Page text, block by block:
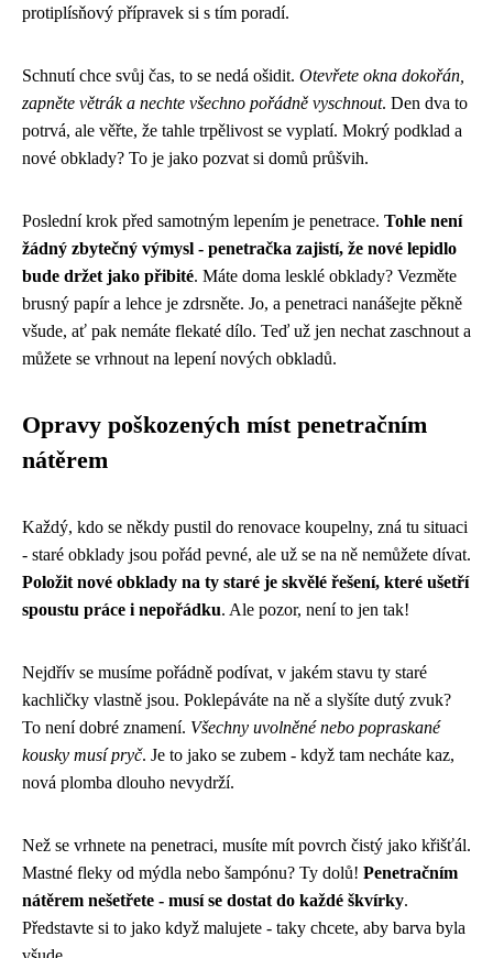
protiplísňový přípravek si s tím poradí.
Schnutí chce svůj čas, to se nedá ošidit. Otevřete okna dokořán,
zapněte větrák a nechte všechno pořádně vyschnout. Den dva to
potrvá, ale věřte, že tahle trpělivost se vyplatí. Mokrý podklad a
nové obklady? To je jako pozvat si domů průšvih.
Poslední krok před samotným lepením je penetrace. Tohle není
žádný zbytečný výmysl - penetračka zajistí, že nové lepidlo
bude držet jako přibité. Máte doma lesklé obklady? Vezměte
brusný papír a lehce je zdrsněte. Jo, a penetraci nanášejte pěkně
všude, ať pak nemáte flekaté dílo. Teď už jen nechat zaschnout a
můžete se vrhnout na lepení nových obkladů.
Opravy poškozených míst penetračním
nátěrem
Každý, kdo se někdy pustil do renovace koupelny, zná tu situaci
- staré obklady jsou pořád pevné, ale už se na ně nemůžete dívat.
Položit nové obklady na ty staré je skvělé řešení, které ušetří
spoustu práce i nepořádku. Ale pozor, není to jen tak!
Nejdřív se musíme pořádně podívat, v jakém stavu ty staré
kachličky vlastně jsou. Poklepáváte na ně a slyšíte dutý zvuk?
To není dobré znamení. Všechny uvolněné nebo popraskané
kousky musí pryč. Je to jako se zubem - když tam necháte kaz,
nová plomba dlouho nevydrží.
Než se vrhnete na penetraci, musíte mít povrch čistý jako křišťál.
Mastné fleky od mýdla nebo šampónu? Ty dolů! Penetračním
nátěrem nešetřete - musí se dostat do každé škvírky.
Představte si to jako když malujete - taky chcete, aby barva byla